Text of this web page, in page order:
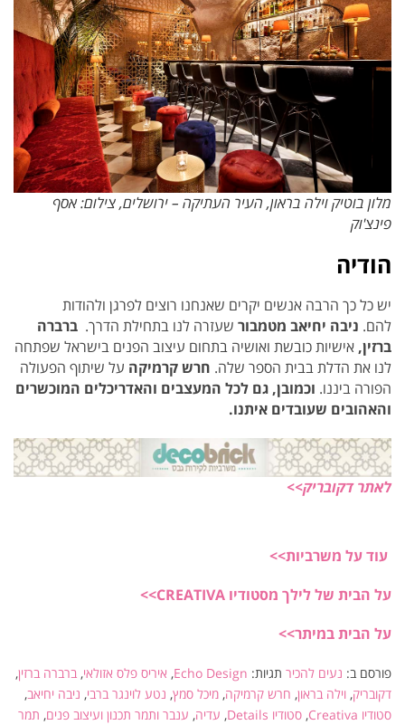
מלון בוטיק וילה בראון, העיר העתיקה – ירושלים, צילום: אסף
פינצ'וק
הודיה
יש כל כך הרבה אנשים יקרים שאנחנו רוצים לפרגן ולהודות
להם. ניבה יחיאב מטמבור שעזרה לנו בתחילת הדרך. ברברה
ברזין,אישיות כובשת ואושיה בתחום עיצוב הפנים בישראל שפתחה
לנו את הדלת בבית הספר שלה. חרש קרמיקה על שיתוף הפעולה
הפורה ביננו. וכמובן, גם לכל המעצבים והאדריכלים המוכשרים
והאהובים שעובדים איתנו.
לאתר דקובריק>>
עוד על משרביות>>
על הבית של לילך מסטודיו CREATIVA>>
על הבית במיתר>>
פורסם ב: נעים להכיר תגיות: Echo Design
, איריס פלס אזולאי, ברברה ברזין,
דקובריק, וילה בראון, חרש קרמיקה, מיכל סמץ, נטע לוינגר ברבי, ניבה יחיאב,
סטודיו Creativa
, סטודיו Details , עדיה, ענבר ותמר תכנון ועיצוב פנים, תמר